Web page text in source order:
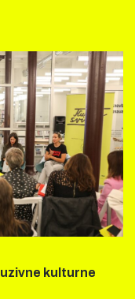
kulturne